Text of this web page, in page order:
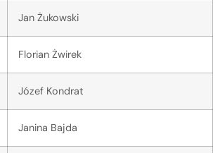
Jan Żukowski
Florian Żwirek
Józef Kondrat
Janina Bajda